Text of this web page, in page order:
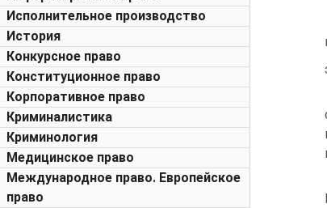
Исполнительное производство
История
Конкурсное право
Конституционное право
Корпоративное право
Криминалистика
Криминология
Медицинское право
Международное право. Европейское
право